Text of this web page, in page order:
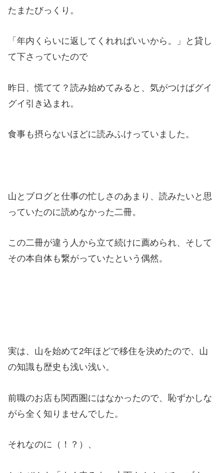
たまたびっくり。
「年内くらいに返してくれればいいから。」と貸し
て下さっていたので
昨日、慌てて？読み始めてみると、気がつけばグイ
グイ引き込まれ。
食事も摂らないほどに読みふけっていました。
山とブログと仕事の忙しさのあまり、読みたいと思
っていたのに読めなかった二冊。
この二冊が違う人から立て続けに薦められ、そして
その本自体も繋がっていたという偶然。
実は、山を始めて2年ほどで移住を決めたので、山
の知識も歴史も浅い浅い。
前職のお店も関西圏にはなかったので、恥ずかしな
がら全く知りませんでした。
それなのに（！？）、